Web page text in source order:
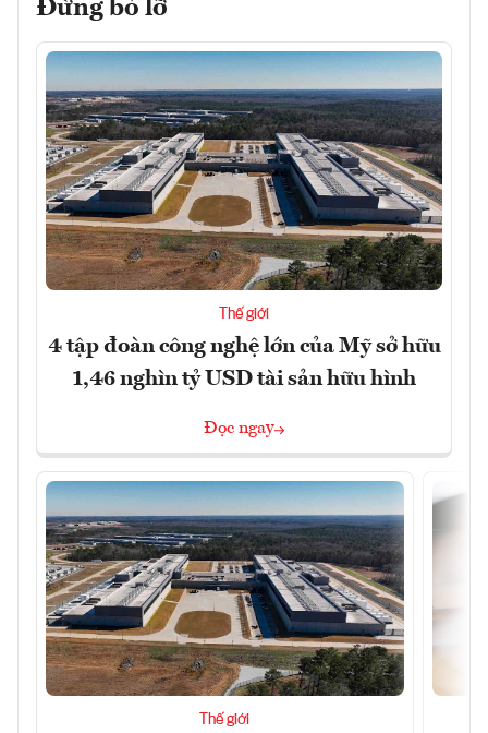
Đừng bỏ lỡ
Thế giới
4 tập đoàn công nghệ lớn của Mỹ sở hữu
1,46 nghìn tỷ USD tài sản hữu hình
Đọc ngay
Thế giới